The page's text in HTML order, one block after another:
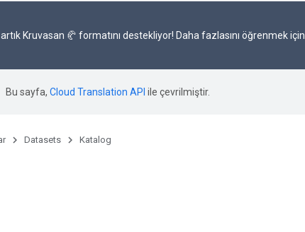
Kruvasan 🥐 formatını destekliyor! Daha fazlasını öğrenmek için
Bu sayfa, Cloud Translation API ile çevrilmiştir.
Datasets Katalog